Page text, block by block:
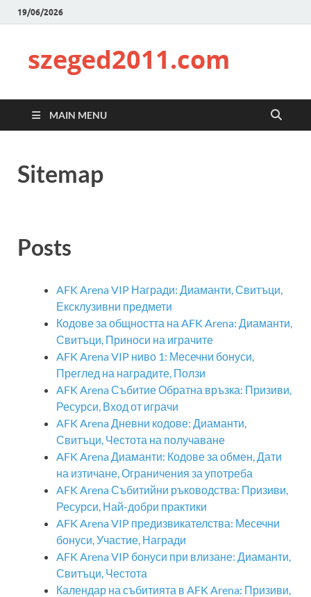
19/06/2026
szeged2011.com
MAIN MENU
Sitemap
Posts
AFK Arena VIP Награди: Диаманти, Свитъци,
Ексклузивни предмети
Кодове за общността на AFK Arena: Диаманти,
Свитъци, Приноси на играчите
AFK Arena VIP ниво 1: Месечни бонуси,
Преглед на наградите, Ползи
AFK Arena Събитие Обратна връзка: Призиви,
Ресурси, Вход от играчи
AFK Arena Дневни кодове: Диаманти,
Свитъци, Честота на получаване
AFK Arena Диаманти: Кодове за обмен, Дати
на изтичане, Ограничения за употреба
AFK Arena Събитийни ръководства: Призиви,
Ресурси, Най-добри практики
AFK Arena VIP предизвикателства: Месечни
бонуси, Участие, Награди
AFK Arena VIP бонуси при влизане: Диаманти,
Свитъци, Честота
Календар на събитията в AFK Arena: Призиви,